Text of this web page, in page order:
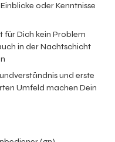
oder Kenntnisse
für Dich kein Problem
in der Nachtschicht
und erste
Umfeld machen Dein